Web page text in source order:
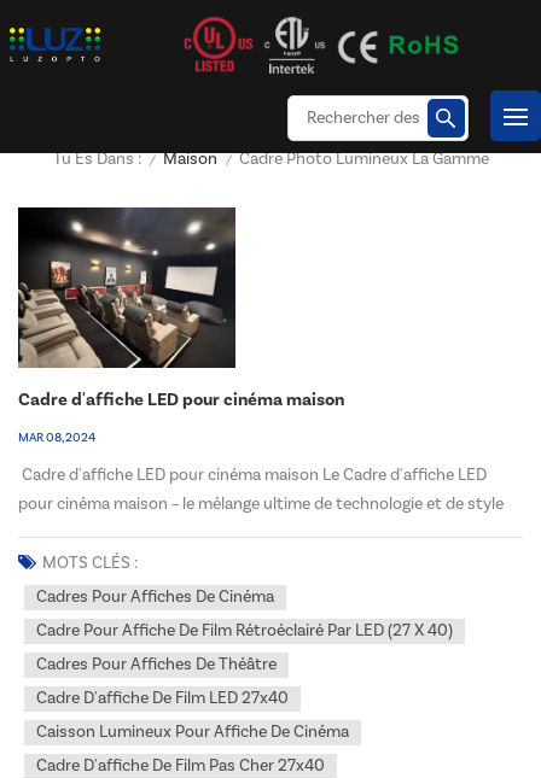
Tu Es Dans : / Maison / Cadre Photo Lumineux La Gamme
Cadre d'affiche LED pour cinéma maison
MAR 08, 2024
Cadre d'affiche LED pour cinéma maison Le Cadre d'affiche LED
pour cinéma maison – le mélange ultime de technologie et de style
pour les cinéphiles et les passionnés de décoration d’intérieur !
Entrez dans un monde où vos films préférés prennent vie, dans le
confort de votre foyer. ...
MOTS CLÉS :
Cadres Pour Affiches De Cinéma
Cadre Pour Affiche De Film Rétroéclairé Par LED (27 X 40)
Cadres Pour Affiches De Théâtre
Cadre D'affiche De Film LED 27x40
Caisson Lumineux Pour Affiche De Cinéma
Cadre D'affiche De Film Pas Cher 27x40